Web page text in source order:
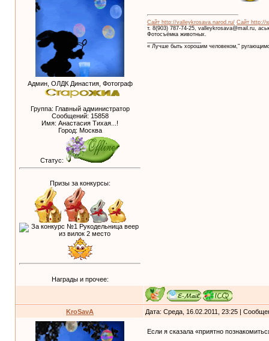
Админ, ОЛДК Династия, Фотограф
Группа: Главный администратор
Сообщений: 15858
Имя: Анастасия Тихая...!
Город: Москва
Статус:
Призы за конкурсы:
Награды и прочее:
Сайт http://valleykrosava.narod.ru/ Сайт http://
т. 8(903) 787-74-25, valleykrosava@mail.ru,
Фотосъёмка животных.
« Лучше быть хорошим человеком,"
KroSavA Дата: Среда, 16.02.2011, 23:25 |
Если я сказала «приятно